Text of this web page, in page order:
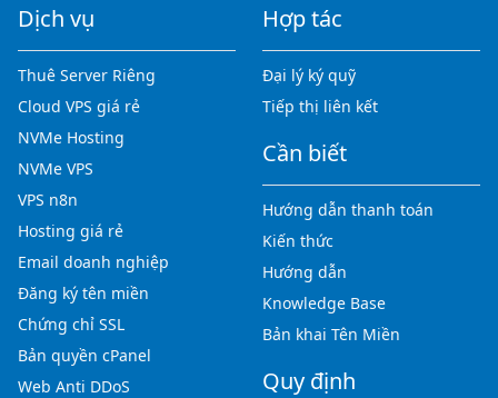
Dịch vụ
Thuê Server Riêng
Cloud VPS giá rẻ
NVMe Hosting
NVMe VPS
VPS n8n
Hosting giá rẻ
Email doanh nghiệp
Đăng ký tên miền
Chứng chỉ SSL
Bản quyền cPanel
Web Anti DDoS
Hợp tác
Đại lý ký quỹ
Tiếp thị liên kết
Cần biết
Hướng dẫn thanh toán
Kiến thức
Hướng dẫn
Knowledge Base
Bản khai Tên Miền
Quy định